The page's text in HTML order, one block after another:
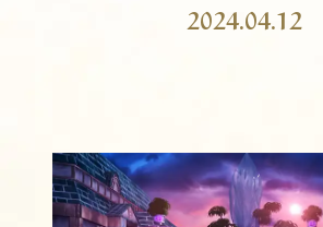
2024.04.12